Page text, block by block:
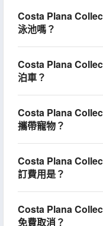
Costa Plana
泳池嗎？
Costa Plana
泊車？
Costa Plana
攜帶寵物？
Costa Plana
訂費用是？
Costa Plana
免費取消？